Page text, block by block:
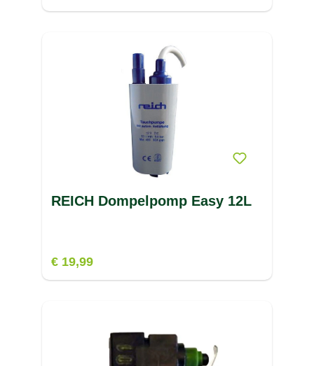
REICH Dompelpomp Easy 12L
€ 19,99